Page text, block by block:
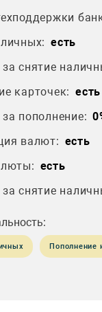
есть
снятие
карточек: есть
пополнение:
валют: есть
есть
снятие
Пополнение